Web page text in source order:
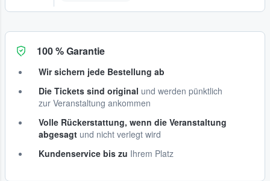
100 % Garantie
Wir sichern jede Bestellung ab
Die Tickets sind original und werden pünktlich
zur Veranstaltung ankommen
Volle Rückerstattung, wenn die Veranstaltung
abgesagt und nicht verlegt wird
Kundenservice bis zu Ihrem Platz